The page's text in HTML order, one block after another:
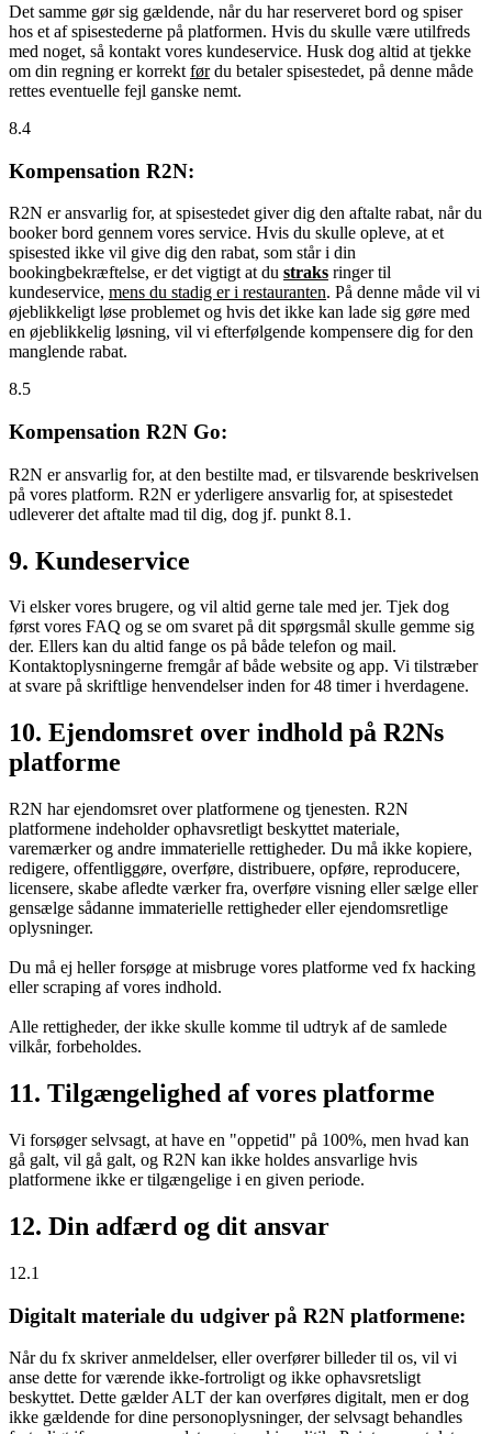
Det samme gør sig gældende, når du har reserveret bord og spiser
hos et af spisestederne på platformen. Hvis du skulle være utilfreds
med noget, så kontakt vores kundeservice. Husk dog altid at tjekke
om din regning er korrekt førdu betaler spisestedet, på denne måde
rettes eventuelle fejl ganske nemt.
8.4
Kompensation R2N:
R2N er ansvarlig for, at spisestedet giver dig den aftalte rabat, når du
booker bord gennem vores service. Hvis du skulle opleve, at et
spisested ikke vil give dig den rabat, som står i din
bookingbekræftelse, er det vigtigt at du straks ringer til
kundeservice, mens du stadig er i restauranten. På denne måde vil vi
øjeblikkeligt løse problemet og hvis det ikke kan lade sig gøre med
en øjeblikkelig løsning, vil vi efterfølgende kompensere dig for den
manglende rabat.
8.5
Kompensation R2N Go:
R2N er ansvarlig for, at den bestilte mad, er tilsvarende beskrivelsen
på vores platform. R2N er yderligere ansvarlig for, at spisestedet
udleverer det aftalte mad til dig, dog jf. punkt 8.1.
9. Kundeservice
Vi elsker vores brugere, og vil altid gerne tale med jer. Tjek dog
først vores FAQ og se om svaret på dit spørgsmål skulle gemme sig
der. Ellers kan du altid fange os på både telefon og mail.
Kontaktoplysningerne fremgår af både website og app. Vi tilstræber
at svare på skriftlige henvendelser inden for 48 timer i hverdagene.
10. Ejendomsret over indhold på R2Ns
platforme
R2N har ejendomsret over platformene og tjenesten. R2N
platformene indeholder ophavsretligt beskyttet materiale,
varemærker og andre immaterielle rettigheder. Du må ikke kopiere,
redigere, offentliggøre, overføre, distribuere, opføre, reproducere,
licensere, skabe afledte værker fra, overføre visning eller sælge eller
gensælge sådanne immaterielle rettigheder eller ejendomsretlige
oplysninger.
Du må ej heller forsøge at misbruge vores platforme ved fx hacking
eller scraping af vores indhold.
Alle rettigheder, der ikke skulle komme til udtryk af de samlede
vilkår, forbeholdes.
11. Tilgængelighed af vores platforme
Vi forsøger selvsagt, at have en "oppetid" på 100%, men hvad kan
gå galt, vil gå galt, og R2N kan ikke holdes ansvarlige hvis
platformene ikke er tilgængelige i en given periode.
12. Din adfærd og dit ansvar
12.1
Digitalt materiale du udgiver på R2N platformene:
Når du fx skriver anmeldelser, eller overfører billeder til os, vil vi
anse dette for værende ikke-fortroligt og ikke ophavsretsligt
beskyttet. Dette gælder ALT der kan overføres digitalt, men er dog
ikke gældende for dine personoplysninger, der selvsagt behandles